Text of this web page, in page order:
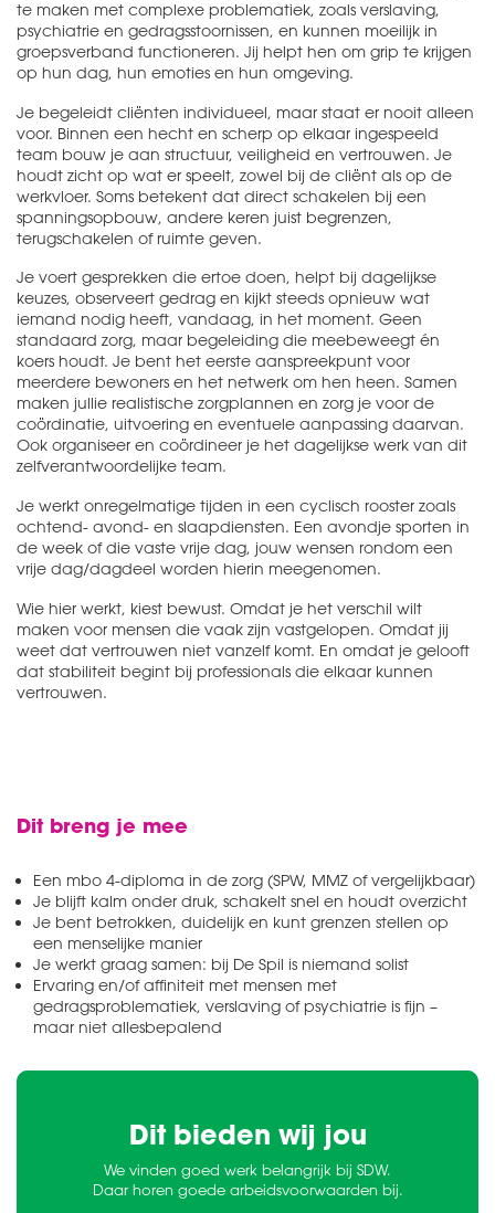
te maken met complexe problematiek, zoals verslaving,
psychiatrie en gedragsstoornissen, en kunnen moeilijk in
groepsverband functioneren. Jij helpt hen om grip te krijgen
op hun dag, hun emoties en hun omgeving.
Je begeleidt cliënten individueel, maar staat er nooit alleen
voor. Binnen een hecht en scherp op elkaar ingespeeld
team bouw je aan structuur, veiligheid en vertrouwen. Je
houdt zicht op wat er speelt, zowel bij de cliënt als op de
werkvloer. Soms betekent dat direct schakelen bij een
spanningsopbouw, andere keren juist begrenzen,
terugschakelen of ruimte geven.
Je voert gesprekken die ertoe doen, helpt bij dagelijkse
keuzes, observeert gedrag en kijkt steeds opnieuw wat
iemand nodig heeft, vandaag, in het moment. Geen
standaard zorg, maar begeleiding die meebeweegt én
koers houdt. Je bent het eerste aanspreekpunt voor
meerdere bewoners en het netwerk om hen heen. Samen
maken jullie realistische zorgplannen en zorg je voor de
coördinatie, uitvoering en eventuele aanpassing daarvan.
Ook organiseer en coördineer je het dagelijkse werk van dit
zelfverantwoordelijke team.
Je werkt onregelmatige tijden in een cyclisch rooster zoals
ochtend- avond- en slaapdiensten. Een avondje sporten in
de week of die vaste vrije dag, jouw wensen rondom een
vrije dag/dagdeel worden hierin meegenomen.
Wie hier werkt, kiest bewust. Omdat je het verschil wilt
maken voor mensen die vaak zijn vastgelopen. Omdat jij
weet dat vertrouwen niet vanzelf komt. En omdat je gelooft
dat stabiliteit begint bij professionals die elkaar kunnen
vertrouwen.
Dit breng je mee
Een mbo 4-diploma in de zorg (SPW, MMZ of vergelijkbaar)
Je blijft kalm onder druk, schakelt snel en houdt overzicht
Je bent betrokken, duidelijk en kunt grenzen stellen op
een menselijke manier
Je werkt graag samen: bij De Spil is niemand solist
Ervaring en/of affiniteit met mensen met
gedragsproblematiek, verslaving of psychiatrie is fijn –
maar niet allesbepalend
Dit bieden wij jou
We vinden goed werk belangrijk bij SDW.
Daar horen goede arbeidsvoorwaarden bij.